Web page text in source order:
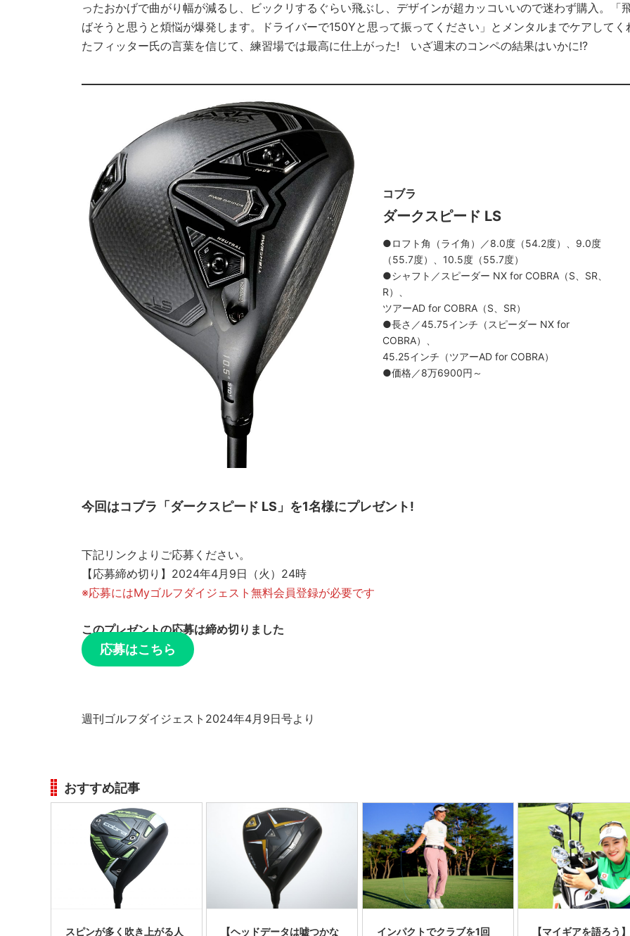
ったおかげで曲がり幅が減るし、ビックリするぐらい飛ぶし、デザインが超カッコいいので迷わず購入。「
ばそうと思うと煩悩が爆発します。ドライバーで150Yと思って振ってください」とメンタルまでケアしてく
たフィッター氏の言葉を信じて、練習場では最高に仕上がった! いざ週末のコンペの結果はいかに!?
コブラ
ダークスピード LS
●ロフト角（ライ角）／8.0度（54.2度）、9.0度
（55.7度）、10.5度（55.7度）
●シャフト／スピーダー NX for COBRA（S、SR、
R）、
ツアーAD for COBRA（S、SR）
●長さ／45.75インチ（スピーダー NX for
COBRA）、
45.25インチ（ツアーAD for COBRA）
●価格／8万6900円～
今回はコブラ「ダークスピード LS」を1名様にプレゼント!
下記リンクよりご応募ください。
【応募締め切り】2024年4月9日（火）24時
※応募にはMyゴルフダイジェスト無料会員登録が必要です
このプレゼントの応募は締め切りました
応募はこちら
週刊ゴルフダイジェスト2024年4月9日号より
おすすめ記事
スピンが多く吹き上がる人 【ヘッドデータは嘘つかな インパクトでクラブを1回 【マイギアを語ろう